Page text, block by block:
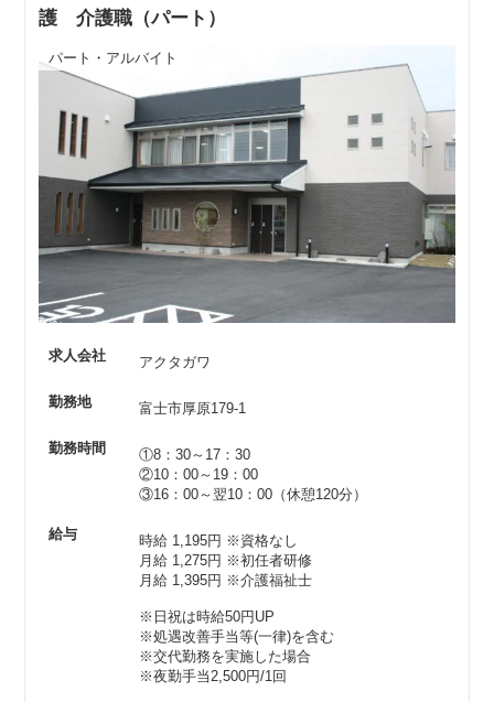
護 介護職（パート）
パート・アルバイト
求人会社 アクタガワ
勤務地 富士市厚原179-1
勤務時間
①8：30～17：30
②10：00～19：00
③16：00～翌10：00（休憩120分）
給与 時給 1,195円 ※資格なし
月給 1,275円 ※初任者研修
月給 1,395円 ※介護福祉士
※日祝は時給50円UP
※処遇改善手当等(一律)を含む
※交代勤務を実施した場合
※夜勤手当2,500円/1回